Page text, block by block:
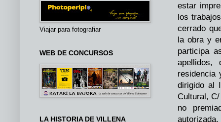
estar
los
cerrado
la obra y
participa
apellidos,
residencia
dirigido al
Cultural,
no
Viajar para fotografiar
WEB DE CONCURSOS
LA HISTORIA DE VILLENA